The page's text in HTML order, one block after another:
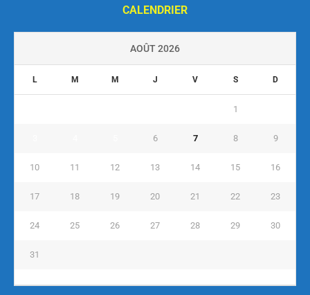
CALENDRIER
AOÛT 2026
L M M J V S D
1
6 7 8 9
10 11 12 13 14 15 16
17 18 19 20 21 22 23
24 25 26 27 28 29 30
31